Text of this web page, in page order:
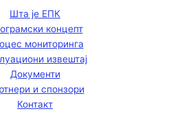
Шта је ЕПК
концепт
мониторинга
извештај
Документи
и спонзори
Контакт